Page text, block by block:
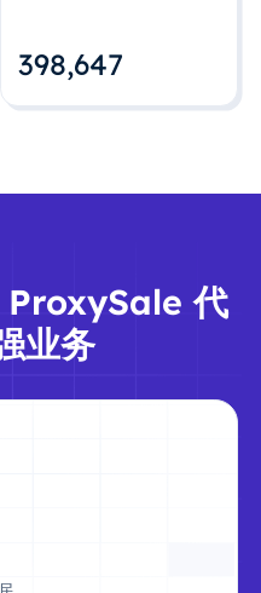
398,648
ProxySale 代
业务